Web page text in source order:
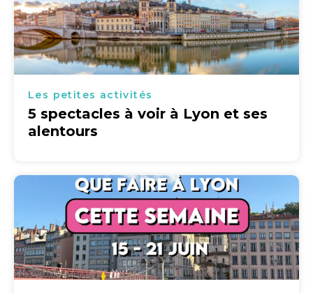
Les petites activités
5 spectacles à voir à Lyon et ses
alentours